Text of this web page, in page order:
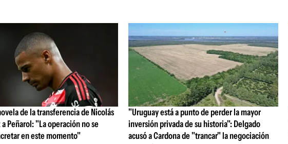
de la transferencia de Nicolás
Peñarol: "La operación no se
en este momento"
"Uruguay está a punto de perder la mayor
inversión privada de su historia": Delgado
acusó a Cardona de "trancar" la negociación